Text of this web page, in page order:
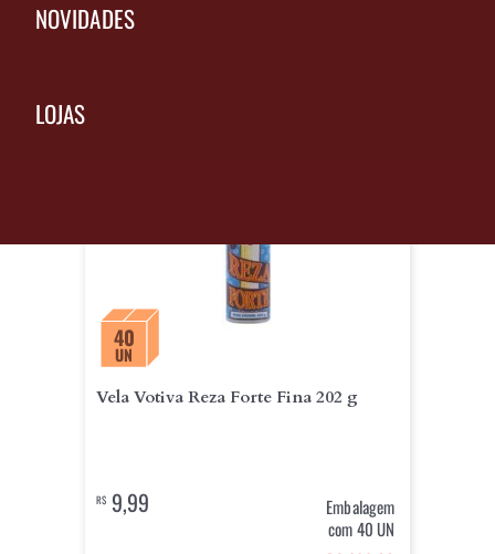
NOVIDADES
LOJAS
40
UN
Vela Votiva Reza Forte Fina 202 g
R$9,99
Embalagem
com 40 UN